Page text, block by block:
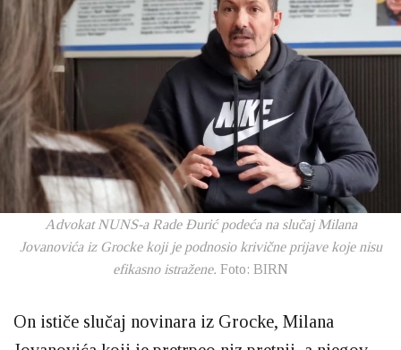
Advokat NUNS-a Rade Đurić podeća na slučaj Milana
Jovanovića iz Grocke koji je podnosio krivične prijave koje nisu
efikasno istražene. Foto: BIRN
On ističe slučaj novinara iz Grocke, Milana